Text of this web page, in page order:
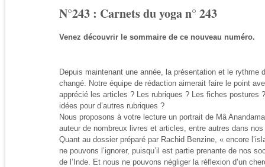
N°243 : Carnets du yoga n° 243
Venez découvrir le sommaire de ce nouveau numéro.
Depuis maintenant une année, la présentation et le rythme
changé. Notre équipe de rédaction aimerait faire le point
apprécié les articles ? Les rubriques ? Les fiches postures
idées pour d’autres rubriques ?
Nous proposons à votre lecture un portrait de Mâ
auteur de nombreux livres et articles, entre autres dans
Quant au dossier préparé par Rachid Benzine, « encore
ne pouvons l’ignorer, puisqu’il est partie prenante de nos
de l’Inde. Et nous ne pouvons négliger la réflexion d’un